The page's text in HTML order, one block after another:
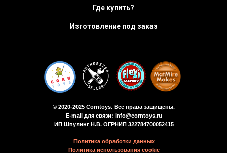
Где купить?
Изготовление под заказ
© 2020-2025 Corntoys. Все права защищены.
E-mail для связи: info@corntoys.ru
ИП Шпулинг Н.В. ОГРНИП 322784700052415
Политика обработки данных
Политика использования cookie